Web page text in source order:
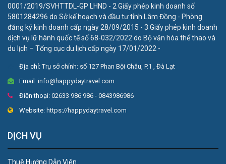
0001/2019/SVHTTDL-GP LHND - 2 Giấy phép kinh doanh số
5801284296 do Sở kế hoạch và đầu tư tỉnh Lâm Đồng - Phòng
đăng ký kinh doanh cấp ngày 28/09/2015 - 3 Giấy phép kinh doanh
dịch vụ lữ hành quốc tế số 68-032/2022 do Bộ văn hóa thể thao và
du lịch – Tổng cục du lịch cấp ngày 17/01/2022 -
Địa chỉ:Trụ sở chính: số 127 Phan Bội Châu, P.1 , Đà Lạt
Email: info@happydaytravel.com
Điện thoại: 02633 986 986 - 0843986986
Website: https://happydaytravel.com
DỊCH VỤ
Thuê Hướng Dẫn Viên